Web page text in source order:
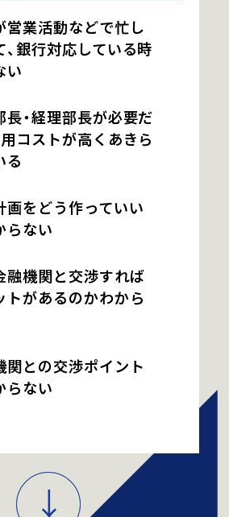
情報
営業活動などで忙し
、銀行対応している時
い
長・経理部長が必要だ
用コストが高くあきら
る
画をどう作っていい
らない
融機関と交渉すれば
トがあるのかわから
関との交渉ポイント
らない